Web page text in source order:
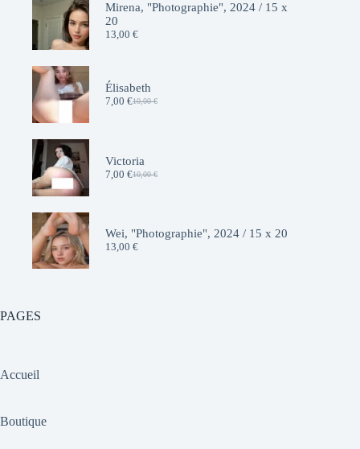
Mirena, "Photographie", 2024 / 15 x
20
13,00 €
Élisabeth
10,00€
Le
10,00 €.
7,00 €Le
7,00 €.
Victoria
10,00€
Le
10,00 €.
7,00 €Le
7,00 €.
Wei, "Photographie", 2024 / 15 x 20
13,00 €
PAGES
Accueil
Boutique